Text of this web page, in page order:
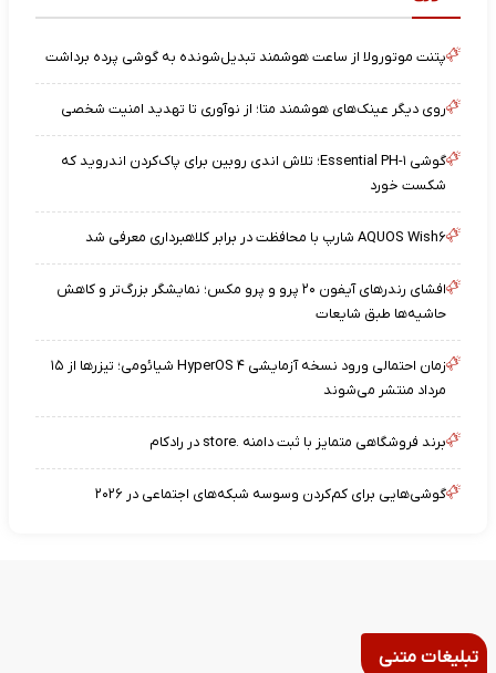
پتنت موتورولا از ساعت هوشمند تبدیل‌شونده به گوشی پرده برداشت
روی دیگر عینک‌های هوشمند متا؛ از نوآوری تا تهدید امنیت شخصی
گوشی Essential PH-۱؛ تلاش اندی روبین برای پاک‌کردن اندروید که
شکست خورد
AQUOS Wish۶ شارپ با محافظت در برابر کلاهبرداری معرفی شد
افشای رندرهای آیفون ۲۰ پرو و پرو مکس؛ نمایشگر بزرگ‌تر و کاهش
حاشیه‌ها طبق شایعات
زمان احتمالی ورود نسخه آزمایشی HyperOS ۴ شیائومی؛ تیزرها از ۱۵
مرداد منتشر می‌شوند
برند فروشگاهی متمایز با ثبت دامنه .store در رادکام
گوشی‌هایی برای کم‌کردن وسوسه شبکه‌های اجتماعی در ۲۰۲۶
تبلیغات متنی